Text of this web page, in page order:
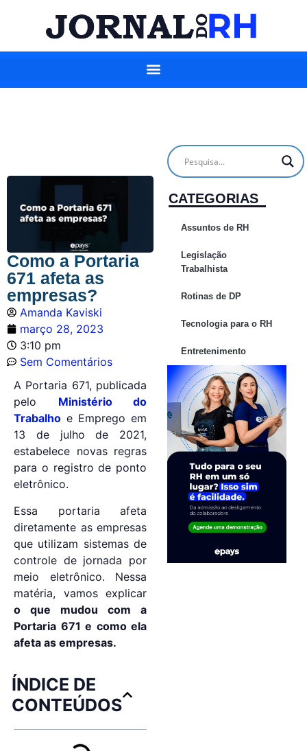
Como a Portaria
671 afeta as
empresas?
Amanda Kaviski
março 28, 2023
3:10 pm
Sem Comentários
A Portaria 671, publicada
pelo Ministério do
Trabalho e Emprego em
13 de julho de 2021,
estabelece novas regras
para o registro de ponto
eletrônico.
Essa portaria afeta
diretamente as empresas
que utilizam sistemas de
controle de jornada por
meio eletrônico. Nessa
matéria, vamos explicar
o que mudou com a
Portaria 671 e como ela
afeta as empresas.
ÍNDICE DE
CONTEÚDOS
CATEGORIAS
Assuntos de RH
Legislação
Trabalhista
Rotinas de DP
Tecnologia para o RH
Entretenimento